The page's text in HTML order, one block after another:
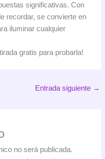
significativas. Con
recordar, se convierte en
iluminar cualquier
gratis para probarla!
Entrada siguiente →
no será publicada.